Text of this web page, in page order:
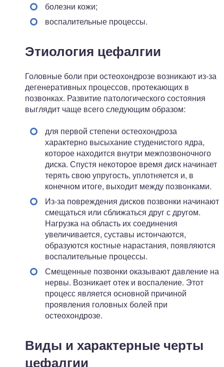
болезни кожи;
воспалительные процессы.
Этиология цефалгии
Головные боли при остеохондрозе возникают из-за
дегенеративных процессов, протекающих в
позвонках. Развитие патологического состояния
выглядит чаще всего следующим образом:
для первой степени остеохондроза
характерно высыхание студенистого ядра,
которое находится внутри межпозвоночного
диска. Спустя некоторое время диск начинает
терять свою упругость, уплотняется и, в
конечном итоге, выходит между позвонками.
Из-за повреждения дисков позвонки начинают
смещаться или сближаться друг с другом.
Нагрузка на область их соединения
увеличивается, суставы истончаются,
образуются костные нарастания, появляются
воспалительные процессы.
Смещенные позвонки оказывают давление на
нервы. Возникает отек и воспаление. Этот
процесс является основной причиной
проявления головных болей при
остеохондрозе.
Виды и характерные черты
цефалгии